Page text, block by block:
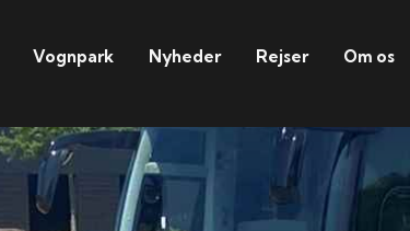
Vognpark Nyheder Rejser Om os